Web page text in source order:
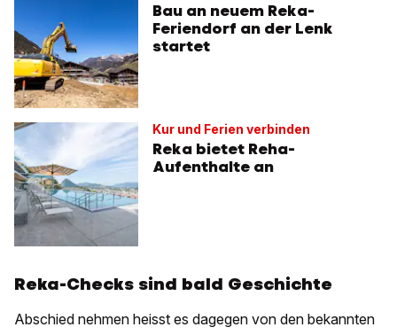
Bau an neuem Reka-
Feriendorf an der Lenk
startet
Kur und Ferien verbinden
Reka bietet Reha-
Aufenthalte an
Reka-Checks sind bald Geschichte
Abschied nehmen heisst es dagegen von den bekannten